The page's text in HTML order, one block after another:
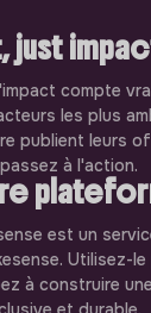
just
compte
les plus
publient leurs
à l'action.
est un
Utilisez-
à construire